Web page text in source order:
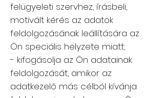
felügyeleti szervhez, írásbeli,
motivált kérés az adatok
feldolgozásának leállítására az
Ön speciális helyzete miatt;
- kifogásolja az Ön adatainak
feldolgozását, amikor az
adatkezelő más célból kívánja